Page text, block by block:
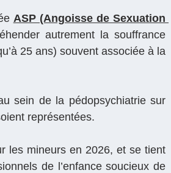
ASP (Angoisse de Sexuation
autrement la souffrance
25 ans) souvent associée à la
sein de la pédopsychiatrie sur
représentées.
les mineurs en 2026, et se tient
de l’enfance soucieux de